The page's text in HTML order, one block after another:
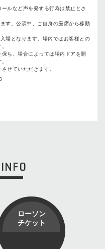
ルなど声を発する行為は禁止とさ
す。公演中、ご自身の座席から移動
場となります。場内ではお客様との
ち、場合によっては場内ドアを開
せていただきます。
ローソン
チケット